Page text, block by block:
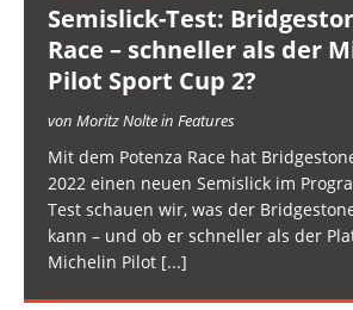
Semislick-Test:
Race – schneller als der
Pilot Sport Cup 2?
von Moritz Nolte in Features
Mit dem Potenza Race hat
2022 einen neuen Semislick im
Test schauen wir, was der
kann – und ob er schneller als der
Michelin Pilot [...]